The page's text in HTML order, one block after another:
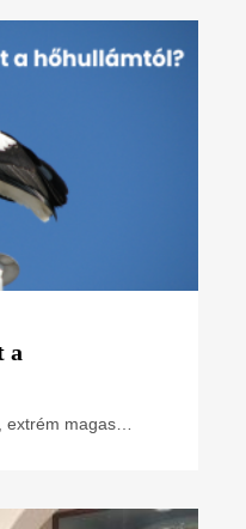
a
extrém magas